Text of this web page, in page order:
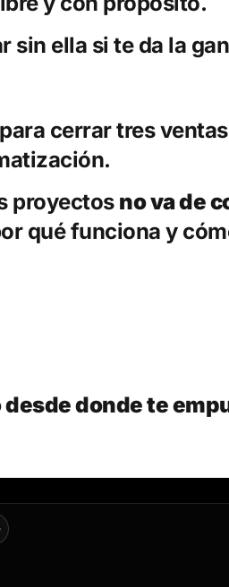
sin ella si te da la
cerrar tres
proyectos no va de
qué funciona y
donde te